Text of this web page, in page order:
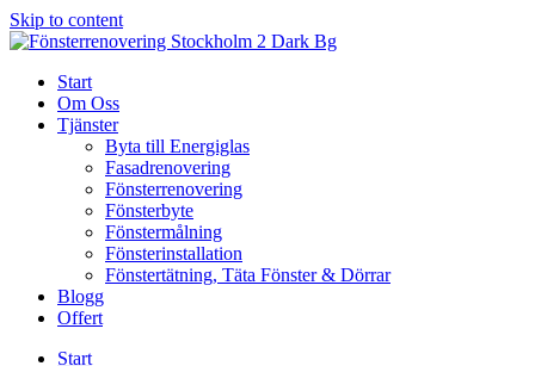
Skip to content
Start
Om Oss
Tjänster
Byta till Energiglas
Fasadrenovering
Fönsterrenovering
Fönsterbyte
Fönstermålning
Fönsterinstallation
Fönstertätning, Täta Fönster & Dörrar
Blogg
Offert
Start